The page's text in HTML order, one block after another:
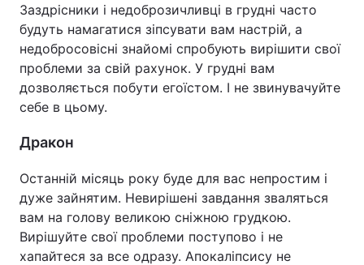
Заздрісники і недоброзичливці в грудні часто
будуть намагатися зіпсувати вам настрій, а
недобросовісні знайомі спробують вирішити свої
проблеми за свій рахунок. У грудні вам
дозволяється побути егоїстом. І не звинувачуйте
себе в цьому.
Дракон
Останній місяць року буде для вас непростим і
дуже зайнятим. Невирішені завдання зваляться
вам на голову великою сніжною грудкою.
Вирішуйте свої проблеми поступово і не
хапайтеся за все одразу. Апокаліпсису не